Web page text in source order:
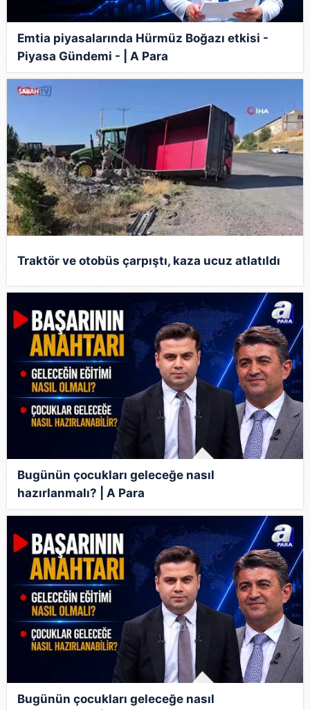
Emtia piyasalarında Hürmüz Boğazı etkisi -
Piyasa Gündemi - | A Para
Traktör ve otobüs çarpıştı, kaza ucuz atlatıldı
Bugünün çocukları geleceğe nasıl
hazırlanmalı? | A Para
Bugünün çocukları geleceğe nasıl